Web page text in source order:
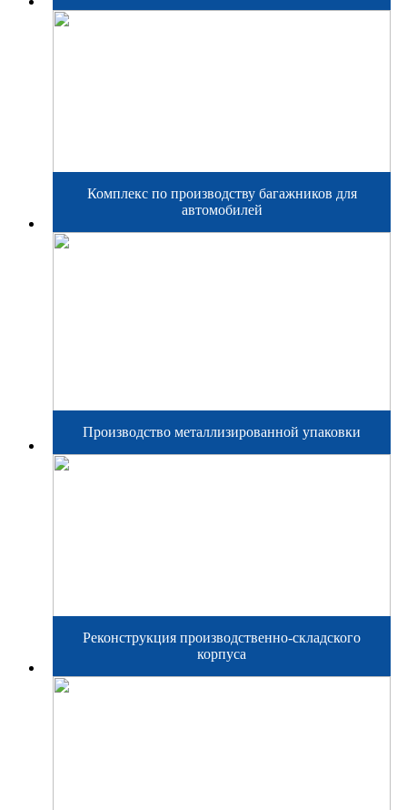
Комплекс по производству багажников для
автомобилей
Производство металлизированной упаковки
Реконструкция производственно-складского
корпуса